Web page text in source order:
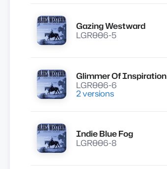
Lire
Gazing Westward
LGR006-5
Lire
Glimmer Of Inspiration
LGR006-6
2 versions
Lire
Indie Blue Fog
LGR006-8